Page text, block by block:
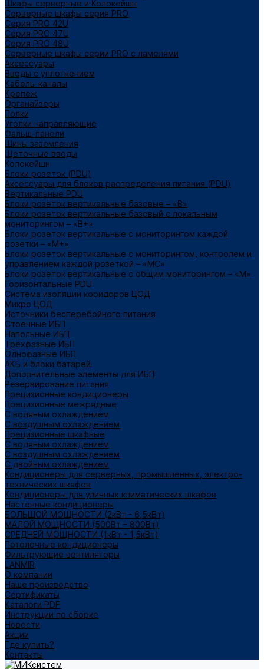
Шкафы серверные и Колокейшн
Серверные шкафы серия PRO
Серия PRO 42U
Серия PRO 47U
Серия PRO 48U
Серверные шкафы серии PRO с ламелями
Аксессуары
Вводы с уплотнением
Кабель-каналы
Крепеж
Органайзеры
Полки
Уголки направляющие
Фальш-панели
Шины заземления
Щеточные вводы
Колокейшн
Блоки розеток (PDU)
Аксессуары для блоков распределения питания (PDU)
Вертикальные PDU
Блоки розеток вертикальные базовые – «В»
Блоки розеток вертикальные базовый с локальным
мониторингом – «В+»
Блоки розеток вертикальные с мониторингом каждой
розетки – «М+»
Блоки розеток вертикальные с мониторингом, контролем и
управлением каждой розеткой – «МС»
Блоки розеток вертикальные с общим мониторингом – «М»
Горизонтальные PDU
Система изоляции коридоров ЦОД
Микро ЦОД
Источники бесперебойного питания
Стоечные ИБП
Напольные ИБП
Трёхфазные ИБП
Однофазные ИБП
АКБ и блоки батарей
Дополнительные элементы для ИБП
Резервирование питания
Прецизионные кондиционеры
Прецизионные межрядные
С водяным охлаждением
С воздушным охлаждением
Прецизионные шкафные
С водяным охлаждением
С воздушным охлаждением
С двойным охлаждением
Кондиционеры для серверных, промышленных, электро-
технических шкафов
Кондиционеры для уличных климатических шкафов
Настенные кондиционеры
БОЛЬШОЙ МОЩНОСТИ (2кВт - 6,5кВт)
МАЛОЙ МОЩНОСТИ (500Вт – 800Вт)
СРЕДНЕЙ МОЩНОСТИ (1кВт - 1,5кВт)
Потолочные кондиционеры
Фильтрующие вентиляторы
LANMIR
О компании
Наше производство
Сертификаты
Каталоги PDF
Инструкции по сборке
Новости
Акции
Где купить?
Контакты